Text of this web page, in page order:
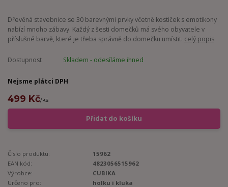
Dřevěná stavebnice se 30 barevnými prvky včetně kostiček s emotikony
nabízí mnoho zábavy. Každý z šesti domečků má svého obyvatele v
příslušné barvě, které je třeba správně do domečku umístit. celý popis
Dostupnost Skladem - odesíláme ihned
Nejsme plátci DPH
499 Kč/ks
Přidat do košíku
Číslo produktu:
15962
EAN kód:
4823056515962
Výrobce:
CUBIKA
Určeno pro:
holku i kluka